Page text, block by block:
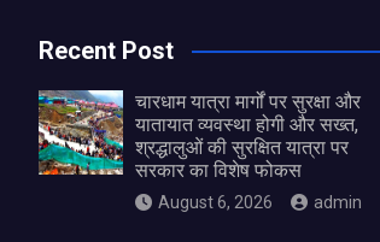
Recent Post
चारधाम यात्रा मार्गों पर सुरक्षा और
यातायात व्यवस्था होगी और सख्त,
श्रद्धालुओं की सुरक्षित यात्रा पर
सरकार का विशेष फोकस
August 6, 2026 admin